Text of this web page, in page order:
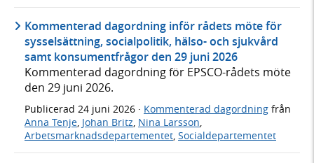
Kommenterad dagordning inför rådets möte för
sysselsättning, socialpolitik, hälso- och sjukvård
samt konsumentfrågor den 29 juni 2026
Kommenterad dagordning för EPSCO-rådets möte
den 29 juni 2026.
Publicerad 24 juni 2026 · Kommenterad dagordning från
Anna Tenje, Johan Britz, Nina Larsson,
Arbetsmarknadsdepartementet, Socialdepartementet